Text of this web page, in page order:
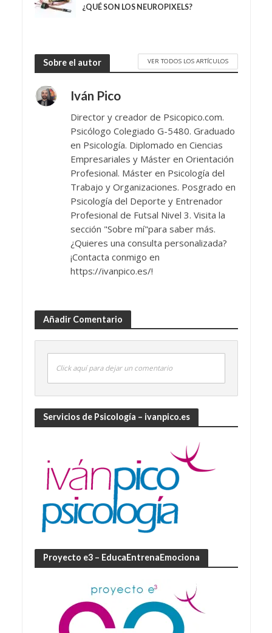
¿QUÉ SON LOS NEUROPIXELS?
Sobre el autor VER TODOS LOS ARTÍCULOS
Iván Pico
Director y creador de Psicopico.com.
Psicólogo Colegiado G-5480. Graduado
en Psicología. Diplomado en Ciencias
Empresariales y Máster en Orientación
Profesional. Máster en Psicología del
Trabajo y Organizaciones. Posgrado en
Psicología del Deporte y Entrenador
Profesional de Futsal Nivel 3. Visita la
sección "Sobre mí"para saber más.
¿Quieres una consulta personalizada?
¡Contacta conmigo en
https://ivanpico.es/!
Añadir Comentario
Click aquí para dejar un comentario
Servicios de Psicología – ivanpico.es
Proyecto e3 – EducaEntrenaEmociona